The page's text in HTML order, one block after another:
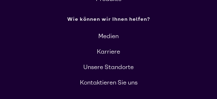
Wie können wir Ihnen helfen?
Medien
Karriere
Unsere Standorte
Kontaktieren Sie uns